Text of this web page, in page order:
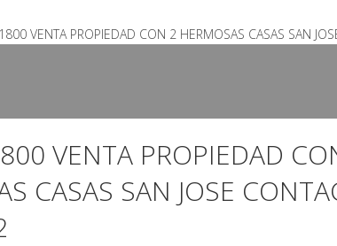
VENTA PROPIEDAD
CASAS SAN JOSE